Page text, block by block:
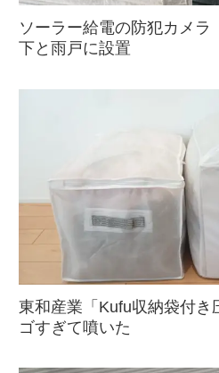
ソーラー給電の防犯カメラ
下と雨戸に設置
東和産業「Kufu収納袋付き
ゴすぎて噴いた